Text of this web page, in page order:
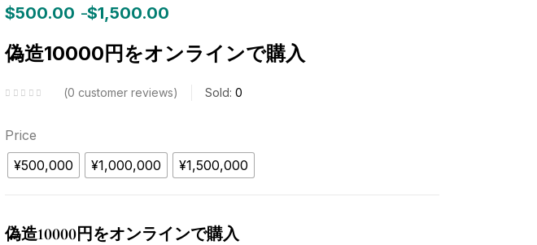
$500.00 –$1,500.00
Price
$500.00
$1,500.00
偽造10000円をオンラインで購入
0 customer reviews Sold: 0
Price
¥500,000
¥1,000,000 ¥1,500,000
偽造10000円をオンラインで購入